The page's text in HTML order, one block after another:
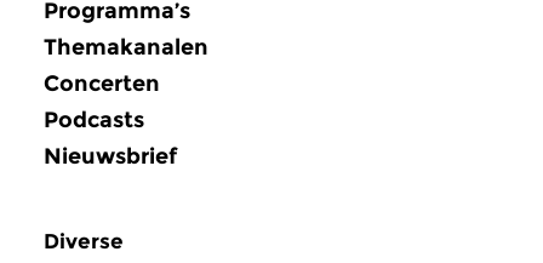
Programma’s
Themakanalen
Concerten
Podcasts
Nieuwsbrief
Diverse